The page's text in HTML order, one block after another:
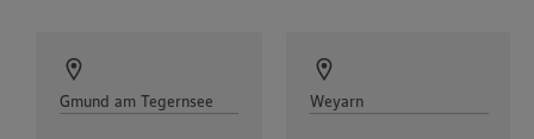
Gmund am Tegernsee Weyarn